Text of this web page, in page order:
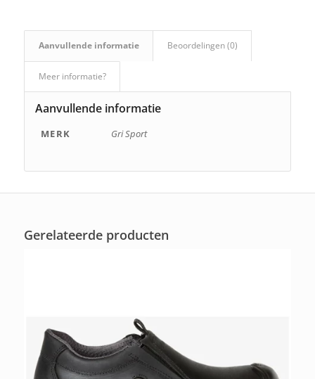
Aanvullende informatie Beoordelingen (0)
Meer informatie?
Aanvullende informatie
MERK Gri Sport
Gerelateerde producten